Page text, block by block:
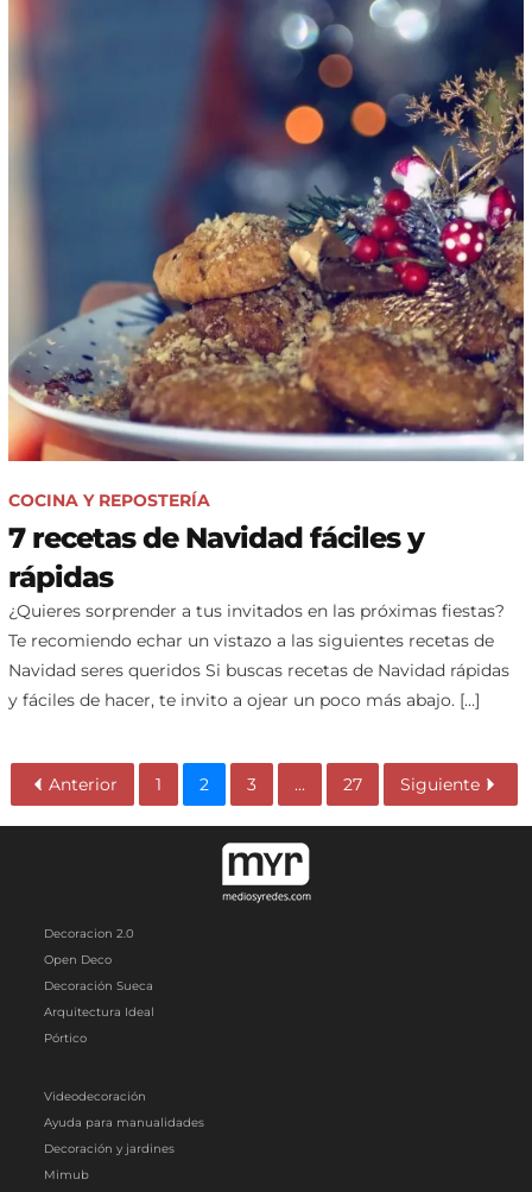
COCINA Y REPOSTERÍA
7 recetas de Navidad fáciles y
rápidas
¿Quieres sorprender a tus invitados en las próximas fiestas?
Te recomiendo echar un vistazo a las siguientes recetas de
Navidad seres queridos Si buscas recetas de Navidad rápidas
y fáciles de hacer, te invito a ojear un poco más abajo. […]
Anterior 1 2 3 ... 27 Siguiente
Decoracion 2.0
Open Deco
Decoración Sueca
Arquitectura Ideal
Pórtico
Videodecoración
Ayuda para manualidades
Decoración y jardines
Mimub